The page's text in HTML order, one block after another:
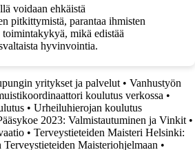
voidaan ehkäistä
pitkittymistä, parantaa ihmisten
mikä edistää
hyvinvointia.
yritykset ja palvelut • Vanhustyön
koulutus verkossa •
• Urheiluhierojan koulutus
2023: Valmistautuminen ja Vinkit •
• Terveystieteiden Maisteri Helsinki:
Maisteriohjelmaan •